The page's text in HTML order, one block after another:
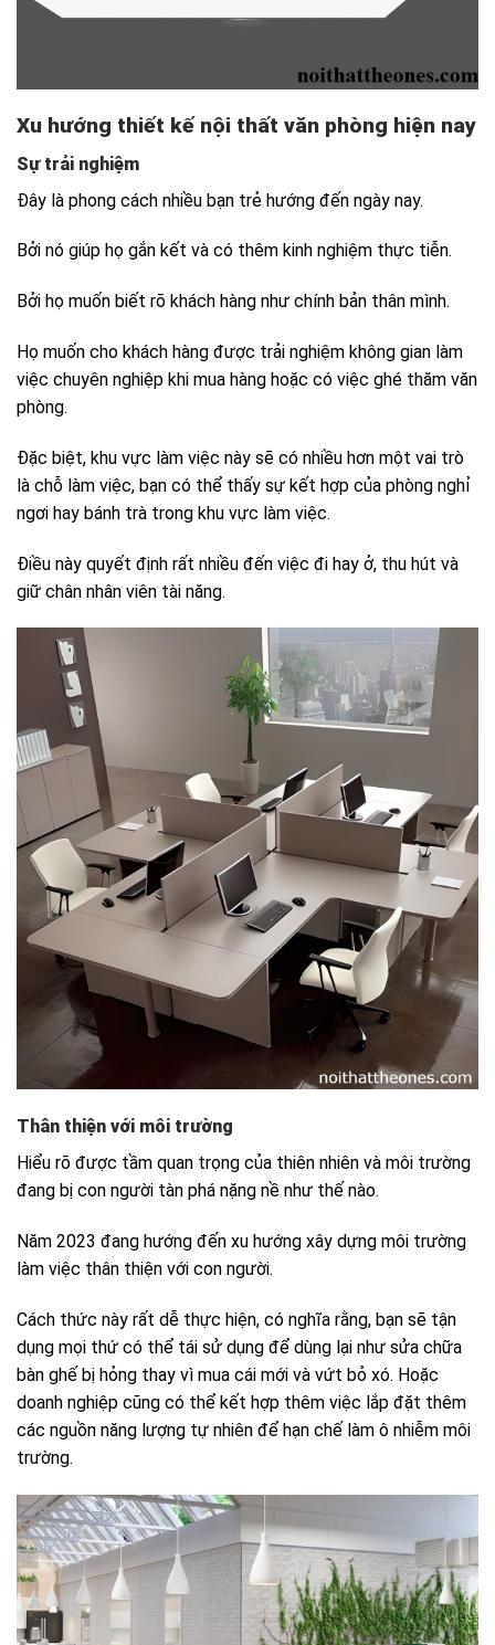
Xu hướng thiết kế nội thất văn phòng hiện nay
Sự trải nghiệm
Đây là phong cách nhiều bạn trẻ hướng đến ngày nay.
Bởi nó giúp họ gắn kết và có thêm kinh nghiệm thực tiễn.
Bởi họ muốn biết rõ khách hàng như chính bản thân mình.
Họ muốn cho khách hàng được trải nghiệm không gian làm
việc chuyên nghiệp khi mua hàng hoặc có việc ghé thăm văn
phòng.
Đặc biệt, khu vực làm việc này sẽ có nhiều hơn một vai trò
là chỗ làm việc, bạn có thể thấy sự kết hợp của phòng nghỉ
ngơi hay bánh trà trong khu vực làm việc.
Điều này quyết định rất nhiều đến việc đi hay ở, thu hút và
giữ chân nhân viên tài năng.
Thân thiện với môi trường
Hiểu rõ được tầm quan trọng của thiên nhiên và môi trường
đang bị con người tàn phá nặng nề như thế nào.
Năm 2023 đang hướng đến xu hướng xây dựng môi trường
làm việc thân thiện với con người.
Cách thức này rất dễ thực hiện, có nghĩa rằng, bạn sẽ tận
dụng mọi thứ có thể tái sử dụng để dùng lại như sửa chữa
bàn ghế bị hỏng thay vì mua cái mới và vứt bỏ xó. Hoặc
doanh nghiệp cũng có thể kết hợp thêm việc lắp đặt thêm
các nguồn năng lượng tự nhiên để hạn chế làm ô nhiễm môi
trường.